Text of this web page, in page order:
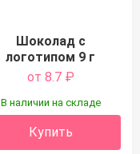
Шоколад с
логотипом 9 г
от 8.7 ₽
В наличии на складе
Купить